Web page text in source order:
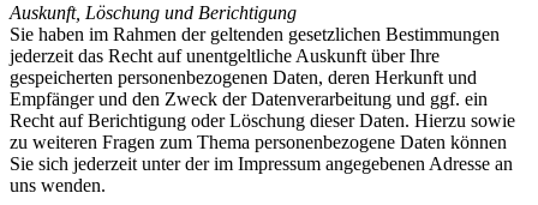
Auskunft, Löschung und Berichtigung
Sie haben im Rahmen der geltenden gesetzlichen Bestimmungen
jederzeit das Recht auf unentgeltliche Auskunft über Ihre
gespeicherten personenbezogenen Daten, deren Herkunft und
Empfänger und den Zweck der Datenverarbeitung und ggf. ein
Recht auf Berichtigung oder Löschung dieser Daten. Hierzu sowie
zu weiteren Fragen zum Thema personenbezogene Daten können
Sie sich jederzeit unter der im Impressum angegebenen Adresse an
uns wenden.